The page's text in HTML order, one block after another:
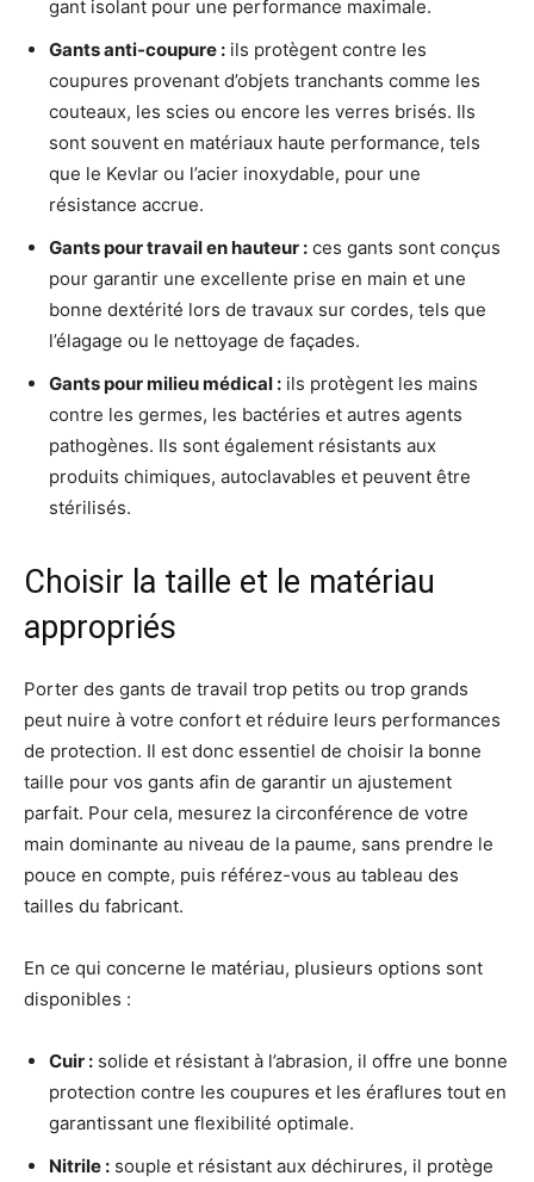
gant isolant pour une performance maximale.
Gants anti-coupure : ils protègent contre les
coupures provenant d’objets tranchants comme les
couteaux, les scies ou encore les verres brisés. Ils
sont souvent en matériaux haute performance, tels
que le Kevlar ou l’acier inoxydable, pour une
résistance accrue.
Gants pour travail en hauteur : ces gants sont conçus
pour garantir une excellente prise en main et une
bonne dextérité lors de travaux sur cordes, tels que
l’élagage ou le nettoyage de façades.
Gants pour milieu médical : ils protègent les mains
contre les germes, les bactéries et autres agents
pathogènes. Ils sont également résistants aux
produits chimiques, autoclavables et peuvent être
stérilisés.
Choisir la taille et le matériau
appropriés
Porter des gants de travail trop petits ou trop grands
peut nuire à votre confort et réduire leurs performances
de protection. Il est donc essentiel de choisir la bonne
taille pour vos gants afin de garantir un ajustement
parfait. Pour cela, mesurez la circonférence de votre
main dominante au niveau de la paume, sans prendre le
pouce en compte, puis référez-vous au tableau des
tailles du fabricant.
En ce qui concerne le matériau, plusieurs options sont
disponibles :
Cuir : solide et résistant à l’abrasion, il offre une bonne
protection contre les coupures et les éraflures tout en
garantissant une flexibilité optimale.
Nitrile : souple et résistant aux déchirures, il protège